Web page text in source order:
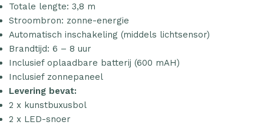
Totale lengte: 3,8 m
Stroombron: zonne-energie
Automatisch inschakeling (middels lichtsensor)
Brandtijd: 6 – 8 uur
Inclusief oplaadbare batterij (600 mAH)
Inclusief zonnepaneel
Levering bevat:
2 x kunstbuxusbol
2 x LED-snoer